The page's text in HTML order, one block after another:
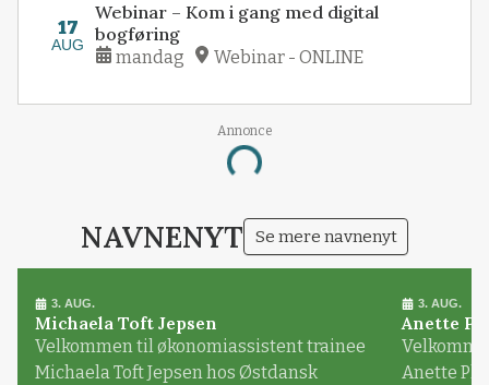
17
AUG
Webinar – Kom i gang med digital
bogføring
mandag Webinar - ONLINE
Annonce
Loading...
NAVNENYT Se mere navnenyt
3. AUG.
Michaela Toft Jepsen
Velkommen til økonomiassistent trainee
Michaela Toft Jepsen hos Østdansk
3. AUG.
Anette
Anette